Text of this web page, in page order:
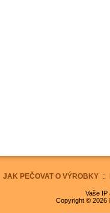
JAK PEČOVAT O VÝROBKY::
Vaše IP
Copyright © 2026